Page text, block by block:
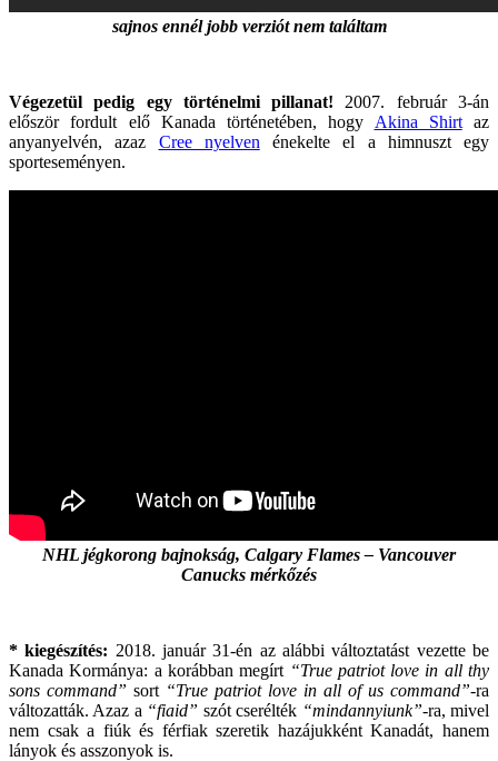
sajnos ennél jobb verziót nem találtam
Végezetül pedig egy történelmi pillanat! 2007. február 3-án
először fordult elő Kanada történetében, hogy Akina Shirtaz
anyanyelvén, azaz Cree nyelven énekelte el a himnuszt egy
sporteseményen.
NHL jégkorong bajnokság, Calgary Flames – Vancouver
Canucks mérkőzés
* kiegészítés: 2018. január 31-én az alábbi változtatást vezette be
Kanada Kormánya: a korábban megírt “True patriot love in all thy
sons command” sort “True patriot love in all of us command”-ra
változatták. Azaz a “fiaid” szót cserélték “mindannyiunk”-ra, mivel
nem csak a fiúk és férfiak szeretik hazájukként Kanadát, hanem
lányok és asszonyok is.